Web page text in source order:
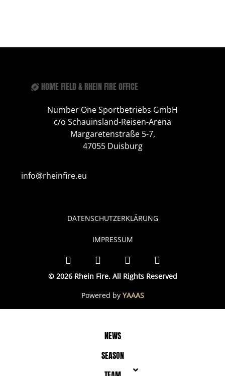
HOME FIELD & RHEIN FIRE OFFICE
Number One Sportbetriebs GmbH
c/o Schauinsland-Reisen-Arena
Margaretenstraße 5-7,
47055 Duisburg
info@rheinfire.eu
© 2026 Rhein Fire. All Rights Reserved
DATENSCHUTZERKLÄRUNG
IMPRESSUM
Powered by YAAAS
NEWS
SEASON